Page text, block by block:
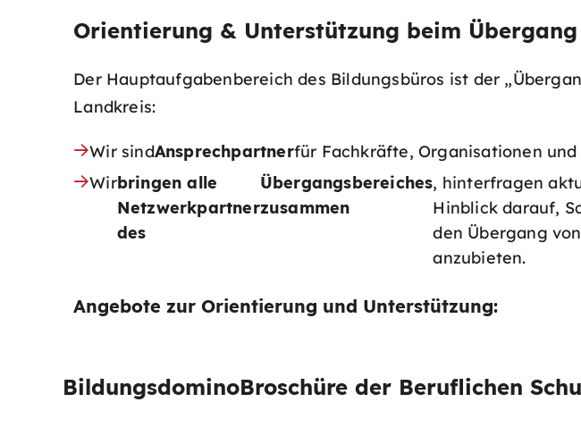
Orientierung & Unterstützung beim Übergang
Der Hauptaufgabenbereich des Bildungsbüros ist der
Landkreis:
Wir sindAnsprechpartnerfür Fachkräfte, Organisationen
Wirbringen alle
Netzwerkpartner
des
Übergangsbereiches
zusammen
, hinterfragen
Hinblick darauf,
den Übergang
anzubieten.
Angebote zur Orientierung und Unterstützung:
BildungsdominoBroschüre der Beruflichen